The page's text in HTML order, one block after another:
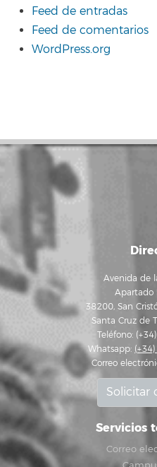
Feed de entradas
Feed de comentarios
WordPress.org
Avenida de
Apartado
38200, San
Santa Cruz de
Teléfono:
Whatsapp:
Correo
Solicitar
Servicios
Correo